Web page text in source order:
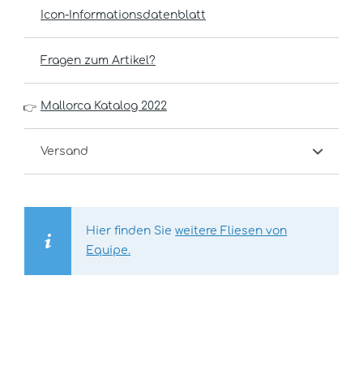
Icon-Informationsdatenblatt
Fragen zum Artikel?
👉 Mallorca Katalog 2022
Versand
Hier finden Sieweitere Fliesen von
Equipe.